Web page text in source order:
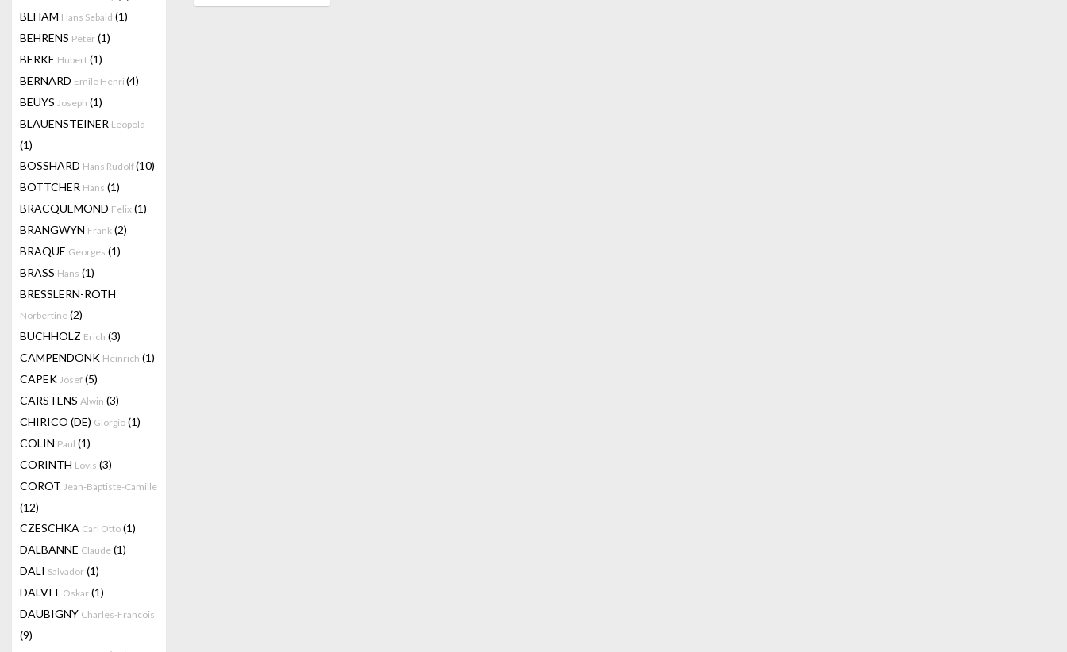
BEHAM Hans Sebald (1)
BEHRENS Peter (1)
BERKE Hubert (1)
BERNARD Emile Henri (4)
BEUYS Joseph (1)
BLAUENSTEINER Leopold
(1)
BOSSHARD Hans Rudolf(10)
BÖTTCHER Hans (1)
BRACQUEMOND Felix (1)
BRANGWYN Frank (2)
BRAQUE Georges (1)
BRASS Hans (1)
BRESSLERN-ROTH
Norbertine (2)
BUCHHOLZ Erich (3)
CAMPENDONK Heinrich (1)
CAPEK Josef (5)
CARSTENS Alwin (3)
CHIRICO (DE) Giorgio (1)
COLIN Paul (1)
CORINTH Lovis (3)
COROT Jean-Baptiste-Camille
(12)
CZESCHKA Carl Otto (1)
DALBANNE Claude (1)
DALI Salvador (1)
DALVIT Oskar (1)
DAUBIGNY Charles-Francois
(9)